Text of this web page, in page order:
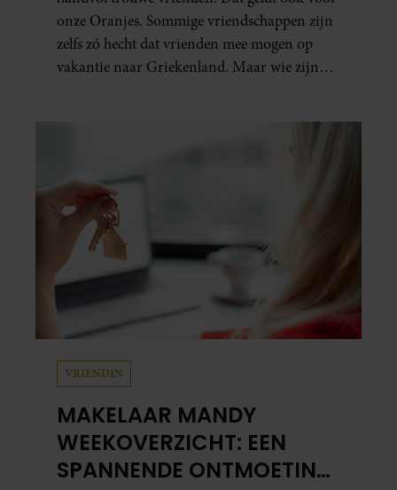
onze Oranjes. Sommige vriendschappen zijn
zelfs zó hecht dat vrienden mee mogen op
vakantie naar Griekenland. Maar wie zijn
VRIENDIN
MAKELAAR MANDY
WEEKOVERZICHT: EEN
SPANNENDE ONTMOETING